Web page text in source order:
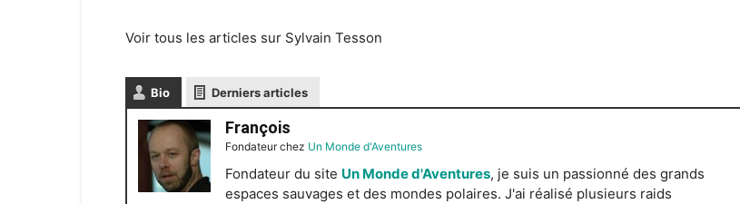
Voir tous les articles sur Sylvain Tesson
Bio Derniers articles
François
Fondateurchez Un Monde d'Aventures
Fondateur du site Un Monde d'Aventures, je suis un passionné des grands
espaces sauvages et des mondes polaires. J'ai réalisé plusieurs raids